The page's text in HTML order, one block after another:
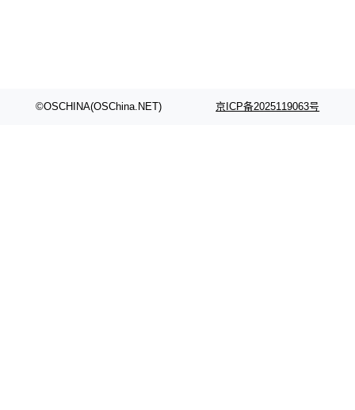
©OSCHINA(OSChina.NET) 京ICP备2025119063号